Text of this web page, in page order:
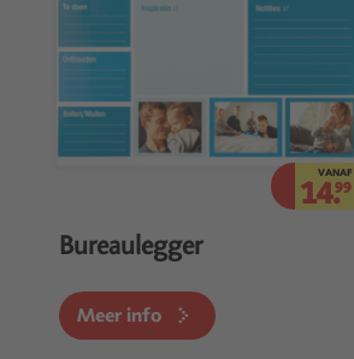
VANAF
14.99
Bureaulegger
Meer info